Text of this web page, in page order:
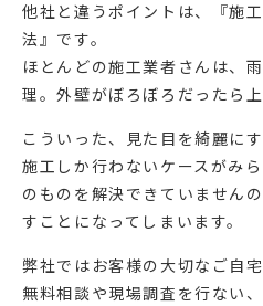
他社と違うポイントは、『施
法』です。
ほとんどの施工業者さんは、
理。外壁がぼろぼろだったら
こういった、見た目を綺麗に
施工しか行わないケースがみ
のものを解決できていません
すことになってしまいます。
弊社ではお客様の大切なご自
無料相談や現場調査を行ない